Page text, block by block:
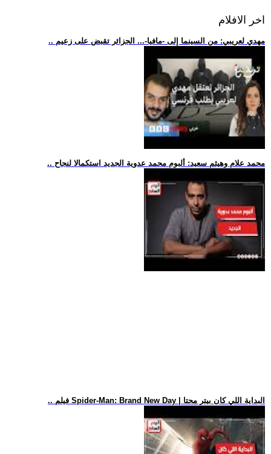
اخر الافلام
.. مهدي لعريبي: من السينما إلى -مافيا-... الجزائر تقبض على زعيم
.. محمد علام وهيثم سعيد: ألبوم محمد عدوية الجديد استكمالا لنجاح
.. فيلم Spider-Man: Brand New Day | البداية اللي كان بيتر محتا